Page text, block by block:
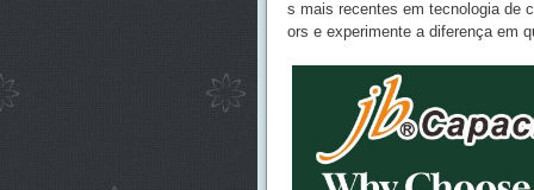
s mais recentes em tecnologia de
ors e experimente a diferença em